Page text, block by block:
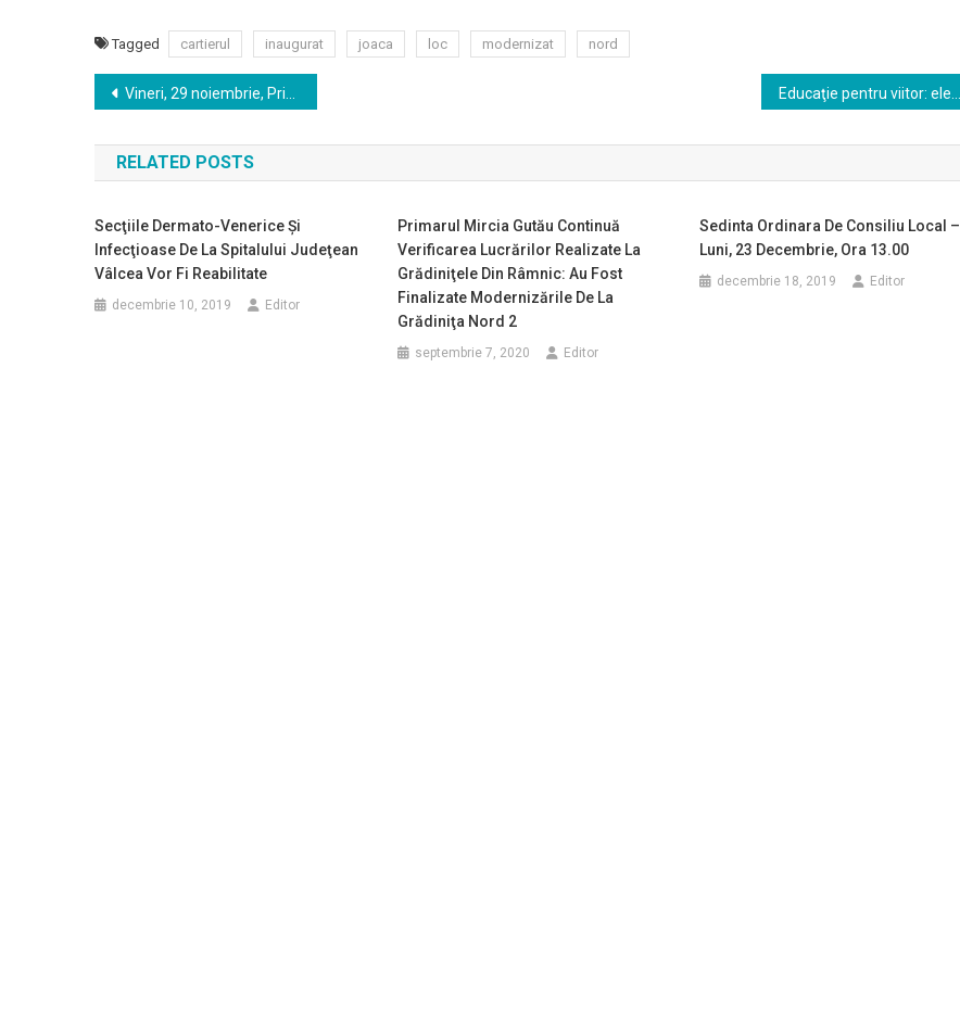
Tagged cartierul inaugurat joaca loc modernizat nord
Navigare
în
articole
Vineri, 29 noiembrie, Primăria Râmnicului va da startul sărbătorilor de iarnă!
RELATED POSTS
Secţiile Dermato-Venerice Şi
Infecţioase De La Spitalului Judeţean
Vâlcea Vor Fi Reabilitate
decembrie 10, 2019 Editor
Primarul Mircia Gutău Continuă
Verificarea Lucrărilor Realizate La
Grădiniţele Din Râmnic: Au Fost
Finalizate Modernizările De La
Grădiniţa Nord 2
septembrie 7, 2020 Editor
Sedinta Ordinara De Consiliu Local –
Luni, 23 Decembrie, Ora 13.00
decembrie 18, 2019 Editor